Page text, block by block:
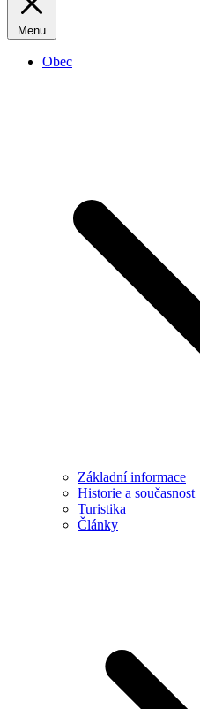
Menu
Obec
Základní informace
Historie a současnost
Turistika
Články